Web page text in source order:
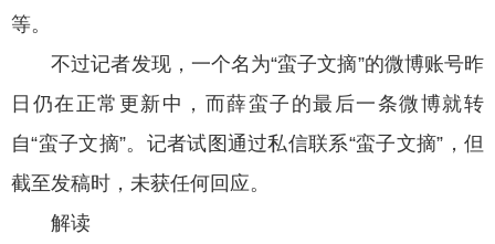
等。
不过记者发现，一个名为“蛮子文摘”的微博账号昨
日仍在正常更新中，而薛蛮子的最后一条微博就转
自“蛮子文摘”。记者试图通过私信联系“蛮子文摘”，但
截至发稿时，未获任何回应。
解读